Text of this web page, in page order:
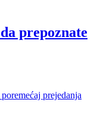
prepoznate
prejedanja